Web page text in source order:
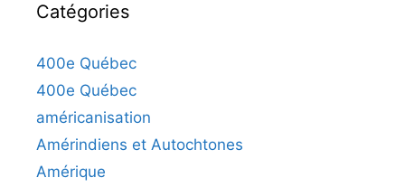
Catégories
400e Québec
400e Québec
américanisation
Amérindiens et Autochtones
Amérique